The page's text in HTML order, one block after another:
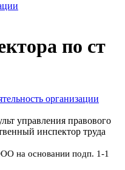
по ст
организации
управления правового
инспектор труда
на основании подп. 1-1